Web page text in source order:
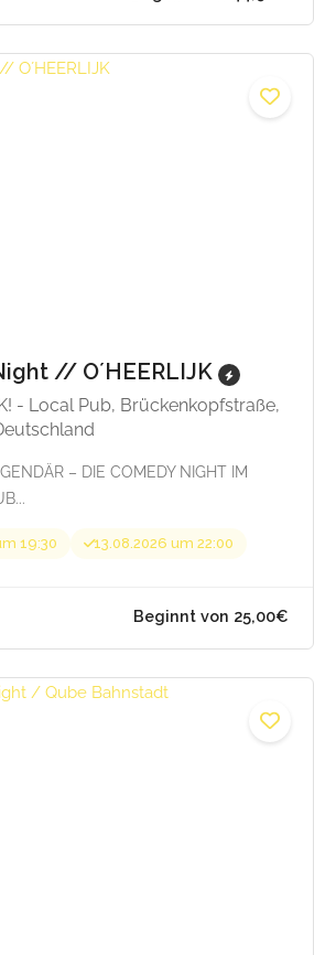
// O´HEERLIJK
- Local Pub, Brückenkopfstraße,
– DIE COMEDY NIGHT IM
19:30 13.08.2026 um 22:00